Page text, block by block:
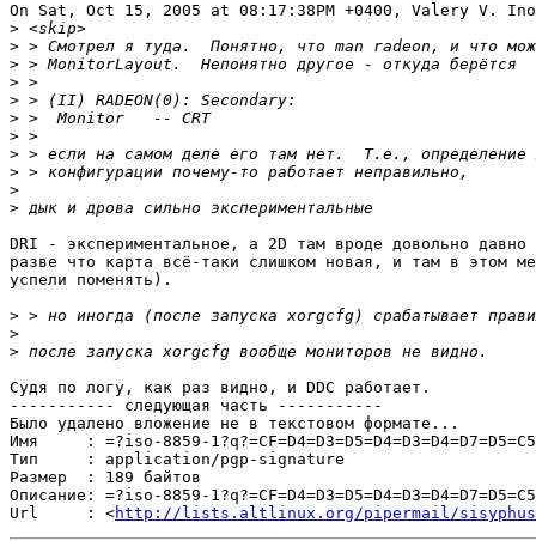
On Sat, Oct 15, 2005 at 08:17:38PM +0400, Valery V.
>
>
>
>
>
>
>
>
>
>
>
DRI - экспериментальное, а 2D там вроде довольно давно
разве что карта всё-таки слишком новая, и там в этом
успели поменять).
>
>
>
Судя по логу, как раз видно, и DDC работает.
----------- следующая часть -----------
Было удалено вложение не в текстовом формате...
Имя     : =?iso-8859-
Тип     : application/pgp-signature
Размер  : 189 байтов
Описание: =?iso-8859-
Url     : <http://lists.altlinux.org/pipermail/sisyphus/